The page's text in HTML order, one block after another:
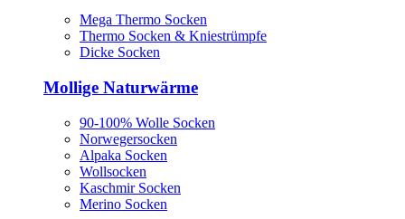
Mega Thermo Socken
Thermo Socken & Kniestrümpfe
Dicke Socken
Mollige Naturwärme
90-100% Wolle Socken
Norwegersocken
Alpaka Socken
Wollsocken
Kaschmir Socken
Merino Socken